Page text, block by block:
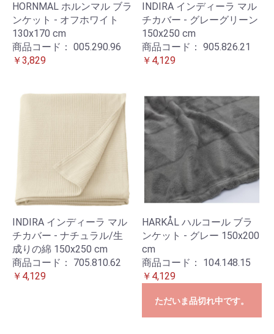
HORNMAL ホルンマル ブラ
ンケット - オフホワイト
130x170 cm
商品コード： 005.290.96
￥3,829
INDIRA インディーラ マル
チカバー - グレーグリーン
150x250 cm
商品コード： 905.826.21
￥4,129
INDIRA インディーラ マル
チカバー - ナチュラル/生
成りの綿 150x250 cm
商品コード： 705.810.62
￥4,129
HARKÅL ハルコール ブラ
ンケット - グレー 150x200
cm
商品コード： 104.148.15
￥4,129
ただいま品切れ中です。